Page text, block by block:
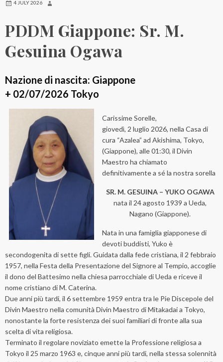
4 JULY 2026
PDDM Giappone: Sr. M.
Gesuina Ogawa
Nazione di nascita: Giappone
+ 02/07/2026 Tokyo
Carissime Sorelle,
giovedì, 2 luglio 2026, nella Casa di
cura “Azalea” ad Akishima, Tokyo,
(Giappone), alle 01:30, il Divin
Maestro ha chiamato
definitivamente a sé la nostra sorella
SR. M. GESUINA – YUKO OGAWA
nata il 24 agosto 1939 a Ueda,
Nagano (Giappone).
Nata in una famiglia giapponese di
devoti buddisti, Yuko è
secondogenita di sette figli. Guidata dalla fede cristiana, il 2 febbraio
1957, nella Festa della Presentazione del Signore al Tempio, accoglie
il dono del Battesimo nella chiesa parrocchiale di Ueda e riceve il
nome cristiano di M. Caterina.
Due anni più tardi, il 6 settembre 1959 entra tra le Pie Discepole del
Divin Maestro nella comunità Divin Maestro di Mitakadai a Tokyo,
nonostante la forte resistenza dei suoi familiari di fronte alla sua
scelta di vita religiosa.
Terminato il regolare noviziato emette la Professione religiosa a
Tokyo il 25 marzo 1963 e, cinque anni più tardi, nella stessa solennità